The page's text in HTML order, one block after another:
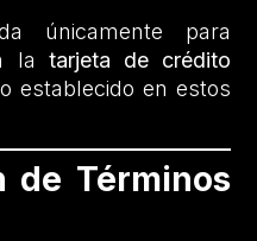
únicamente para
la tarjeta de crédito
establecido en estos
de Términos